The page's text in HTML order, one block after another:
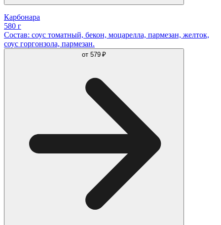
Карбонара
580 г
Состав: соус томатный, бекон, моцарелла, пармезан, желток,
соус горгонзола, пармезан.
от 579 ₽